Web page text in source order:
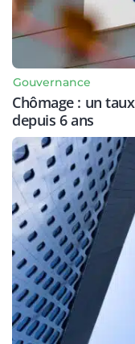
Gouvernance
Chômage : un
depuis 6 ans